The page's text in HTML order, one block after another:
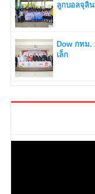
ลูกบอลจุลิ
Dow กทม.
เล็ก